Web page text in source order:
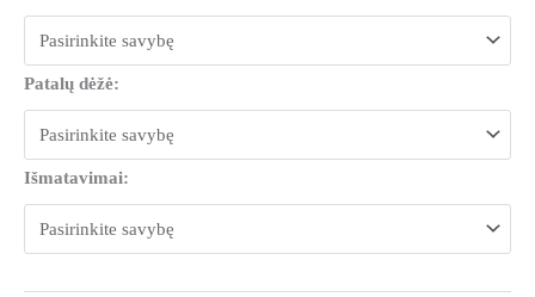
Patalų dėžė:
Išmatavimai:
Miegamojo
Time